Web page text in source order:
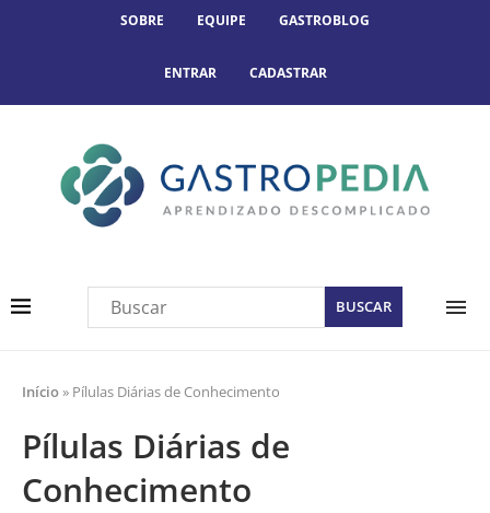
SOBRE EQUIPE GASTROBLOG
ENTRAR CADASTRAR
Início» Pílulas Diárias de Conhecimento
Pílulas Diárias de
Conhecimento